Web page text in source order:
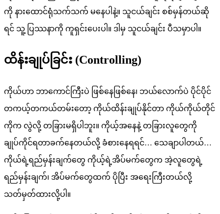
ကို နားထောင်ရုံသက်သက် မနေပါနဲ့။ သူငယ်ချင်း စစ်မှန်တယ်ဆို
ရင် သူ့ ပြဿနာကို ကူရှင်းပေးပါ။ ဒါမှ သူငယ်ချင်း ပီသမှာပါ။
ထိန်းချုပ်ခြင်း (Controlling)
ကိုယ်ဟာ ဘာကောင်ကြီးပဲ ဖြစ်နေဖြစ်နေ၊ ဘယ်လောက်ပဲ ပိုင်ပိုင်
တကယ့်တကယ်တမ်းတော့ ကိုယ်ထိန်းချုပ်နိုင်တာ ကိုယ်ကိုယ်တိုင်
ကိုက လွဲလို့ တခြားမရှိပါဘူး။ ကိုယ့်အနေနဲ့ တခြားလူတွေကို
ချုပ်ကိုင်ရတာခက်နေတယ်လို့ ခံစားနေရရင်… သေချာပါတယ်…
ကိုယ်ရဲ့ရည်မှန်းချက်တွေ ကိုယ့်ရဲ့အိပ်မက်တွေက အဲ့လူတွေရဲ့
ရည်မှန်းချက်၊ အိပ်မက်တွေထက် ပိုပြီး အရေးကြီးတယ်လို့
သတ်မှတ်ထားလို့ပါ။